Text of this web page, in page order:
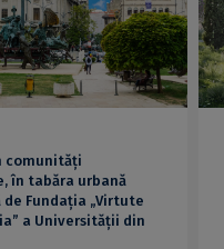
comunități
în tabăra urbană
Fundația „Virtute
a Universității din